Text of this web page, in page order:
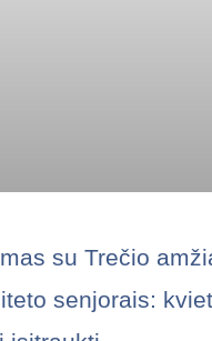
su Trečio
senjorais: